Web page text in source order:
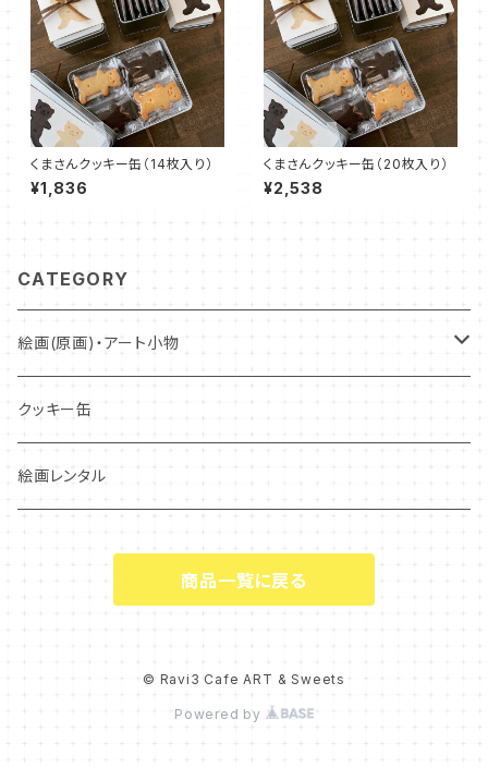
くまさんクッキー缶（14枚入り）
¥1,836
くまさんクッキー缶（20枚入り）
¥2,538
CATEGORY
絵画(原画)・アート小物
絵画(原画)
アート小物・グッズ
クッキー缶
絵画レンタル
商品一覧に戻る
© Ravi3 Cafe ART & Sweets
Powered by